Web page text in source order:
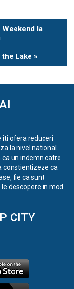
Weekend la
the Lake »
iti ofera reduceri
la nivel national.
ca un indemn catre
constientizeze ca
fie ca sunt
descopere in mod
CITY